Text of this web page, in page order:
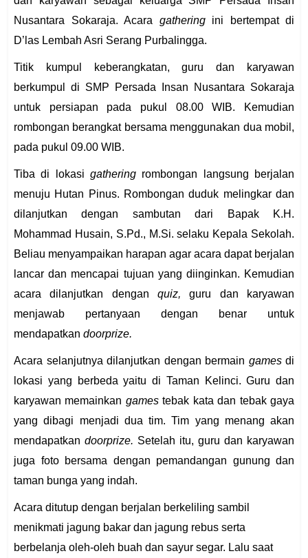
Nusantara Sokaraja. Acara gatheringini bertempat di
D’las Lembah Asri Serang Purbalingga.
Titik kumpul keberangkatan, guru dan karyawan
berkumpul di SMP Persada Insan Nusantara Sokaraja
untuk persiapan pada pukul 08.00 WIB. Kemudian
rombongan berangkat bersama menggunakan dua mobil,
pada pukul 09.00 WIB.
Tiba di lokasi gathering rombongan langsung berjalan
menuju Hutan Pinus. Rombongan duduk melingkar dan
dilanjutkan dengan sambutan dari Bapak K.H.
Mohammad Husain, S.Pd., M.Si. selaku Kepala Sekolah.
Beliau menyampaikan harapan agar acara dapat berjalan
lancar dan mencapai tujuan yang diinginkan. Kemudian
acara dilanjutkan dengan quiz,guru dan karyawan
menjawab pertanyaan dengan benar untuk
mendapatkan doorprize.
Acara selanjutnya dilanjutkan dengan bermain gamesdi
lokasi yang berbeda yaitu di Taman Kelinci. Guru dan
karyawan memainkan gamestebak kata dan tebak gaya
yang dibagi menjadi dua tim. Tim yang menang akan
mendapatkan doorprize. Setelah itu, guru dan karyawan
juga foto bersama dengan pemandangan gunung dan
taman bunga yang indah.
Acara ditutup dengan berjalan berkeliling sambil
menikmati jagung bakar dan jagung rebus serta
berbelanja oleh-oleh buah dan sayur segar. Lalu saat